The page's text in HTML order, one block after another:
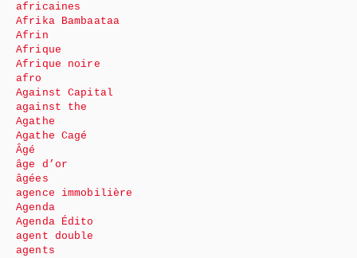
africaines
Afrika Bambaataa
Afrin
Afrique
Afrique noire
afro
Against Capital
against the
Agathe
Agathe Cagé
Âgé
âge d’or
âgées
agence immobilière
Agenda
Agenda Édito
agent double
agents